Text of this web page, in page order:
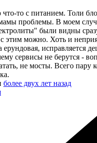
то с питанием. Толи
проблемы. В моем
были видны
этим можно. Хоть и
исправляется
сервисы не берутся -
не мосты. Всего пару
более двух лет назад